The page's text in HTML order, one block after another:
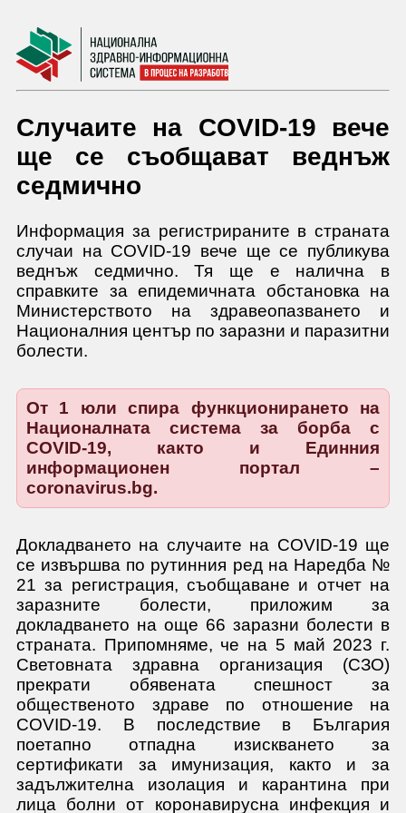
Случаите на COVID-19 вече
ще се съобщават веднъж
седмично
Информация за регистрираните в страната
случаи на COVID-19 вече ще се публикува
веднъж седмично. Тя ще е налична в
справките за епидемичната обстановка на
Министерството на здравеопазването и
Националния център по заразни и паразитни
болести.
От 1 юли спира функционирането на
Националната система за борба с
COVID-19, както и Единния
информационен портал –
coronavirus.bg.
Докладването на случаите на COVID-19 ще
се извършва по рутинния ред на Наредба №
21 за регистрация, съобщаване и отчет на
заразните болести, приложим за
докладването на още 66 заразни болести в
страната. Припомняме, че на 5 май 2023 г.
Световната здравна организация (СЗО)
прекрати обявената спешност за
общественото здраве по отношение на
COVID-19. В последствие в България
поетапно отпадна изискването за
сертификати за имунизация, както и за
задължителна изолация и карантина при
лица болни от коронавирусна инфекция и